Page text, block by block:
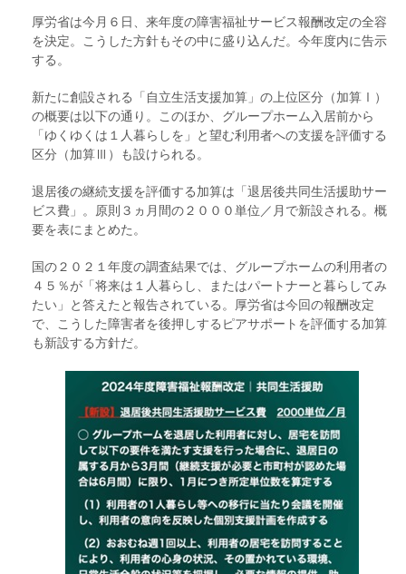
厚労省は今月６日、来年度の障害福祉サービス報酬改定の全容
を決定。こうした方針もその中に盛り込んだ。今年度内に告示
する。
新たに創設される「自立生活支援加算」の上位区分（加算Ⅰ）
の概要は以下の通り。このほか、グループホーム入居前から
「ゆくゆくは１人暮らしを」と望む利用者への支援を評価する
区分（加算Ⅲ）も設けられる。
退居後の継続支援を評価する加算は「退居後共同生活援助サー
ビス費」。原則３ヵ月間の２０００単位／月で新設される。概
要を表にまとめた。
国の２０２１年度の調査結果では、グループホームの利用者の
４５％が「将来は１人暮らし、またはパートナーと暮らしてみ
たい」と答えたと報告されている。厚労省は今回の報酬改定
で、こうした障害者を後押しするピアサポートを評価する加算
も新設する方針だ。